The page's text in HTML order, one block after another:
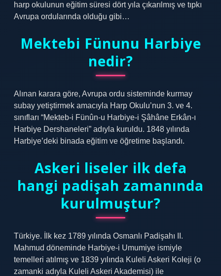
harp okulunun eğitim süresi dört yıla çıkarılmış ve tıpkı
Avrupa ordularında olduğu gibi…
Mektebi Fünunu Harbiye
nedir?
Alınan karara göre, Avrupa ordu sisteminde kurmay
subay yetiştirmek amacıyla Harp Okulu’nun 3. ve 4.
sınıfları “Mekteb-i Fünûn-u Harbiye-i Şâhâne Erkân-ı
Harbiye Dershaneleri” adıyla kuruldu. 1848 yılında
Harbiye’deki binada eğitim ve öğretime başlandı.
Askeri liseler ilk defa
hangi padişah zamanında
kurulmuştur?
Türkiye. İlk kez 1789 yılında Osmanlı Padişahı II.
Mahmud döneminde Harbiye-i Umumiye ismiyle
temelleri atılmış ve 1839 yılında Kuleli Askeri Koleji (o
zamanki adıyla Kuleli Askeri Akademisi) ile